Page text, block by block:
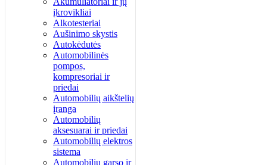
įkrovikliai
Alkotesteriai
Aušinimo skystis
Autokėdutės
Automobilinės
pompos,
kompresoriai ir
priedai
Automobilių aikštelių
įranga
Automobilių
aksesuarai ir priedai
Automobilių elektros
sistema
Automobilių garso ir